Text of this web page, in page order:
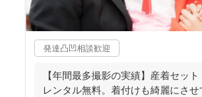
発達凸凹相談歓迎
【年間最多撮影の実績】産着セット
レンタル無料。着付けも綺麗にさせ